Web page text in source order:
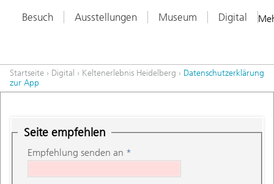
Besuch Ausstellungen Museum Digital
Startseite › Digital › Keltenerlebnis Heidelberg › Datenschutzerklärung
zur App
Seite empfehlen
Empfehlung senden an *